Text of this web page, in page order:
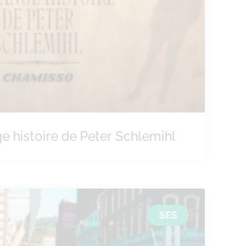
histoire de Peter Schlemihl
SES